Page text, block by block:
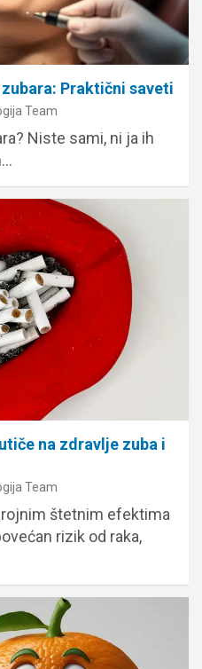
Praktični saveti
Team
Niste sami, ni ja ih
na zdravlje zuba i
Team
štetnim efektima
rizik od raka,